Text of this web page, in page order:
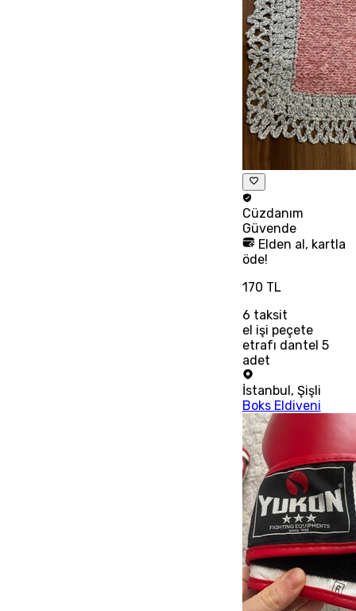
Cüzdanım
Güvende
Elden al, kartla
öde!
170 TL
6 taksit
el işi peçete
etrafı dantel 5
adet
İstanbul , Şişli
Boks Eldiveni